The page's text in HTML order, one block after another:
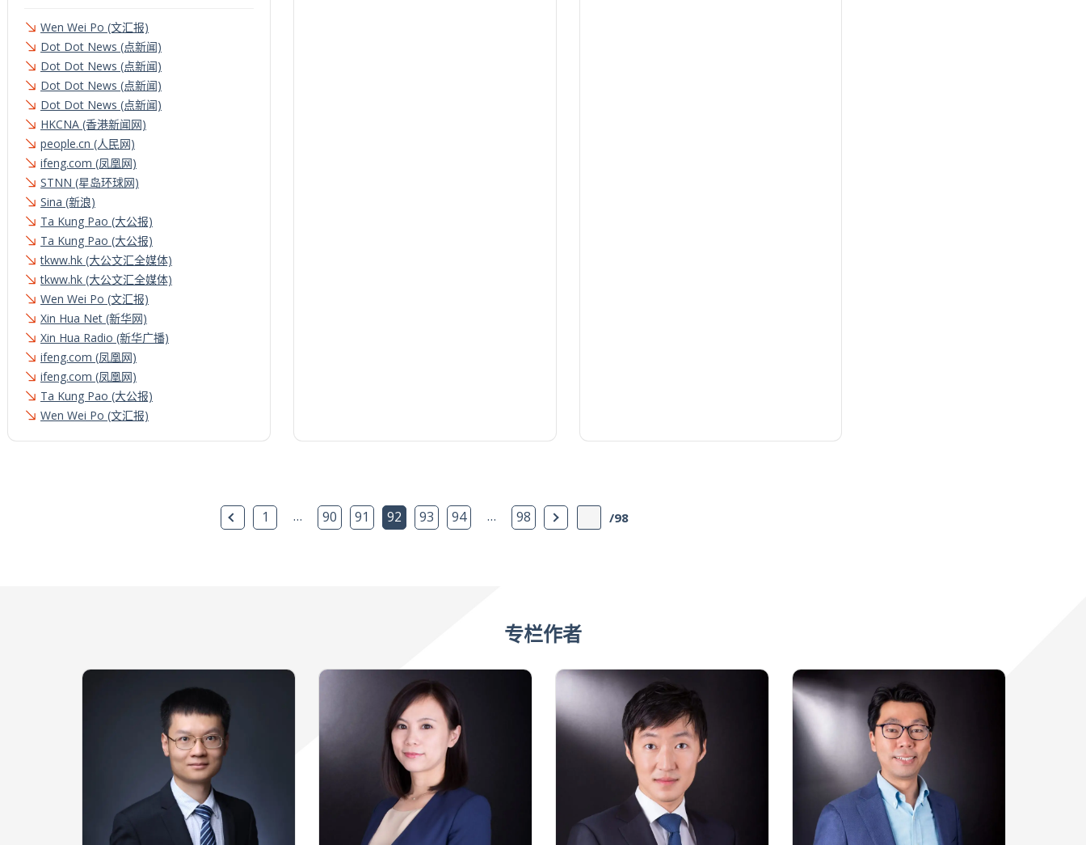
Wen Wei Po (文汇报)
Dot Dot News (点新闻)
Dot Dot News (点新闻)
Dot Dot News (点新闻)
Dot Dot News (点新闻)
HKCNA (香港新闻网)
people.cn (人民网)
ifeng.com (凤凰网)
STNN (星岛环球网)
Sina (新浪)
Ta Kung Pao (大公报)
Ta Kung Pao (大公报)
tkww.hk (大公文汇全媒体)
tkww.hk (大公文汇全媒体)
Wen Wei Po (文汇报)
Xin Hua Net (新华网)
Xin Hua Radio (新华广播)
ifeng.com (凤凰网)
ifeng.com (凤凰网)
Ta Kung Pao (大公报)
Wen Wei Po (文汇报)
上一页
1 … 90 91 92 93 94 … 98 下一页 /98
专栏作者